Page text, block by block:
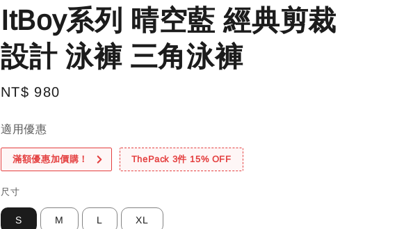
ItBoy系列 晴空藍 經典剪裁
設計 泳褲 三角泳褲
Regular
NT$ 980
適用優惠
滿額優惠加價購！ ThePack 3件 15% OFF
尺寸
S M L XL